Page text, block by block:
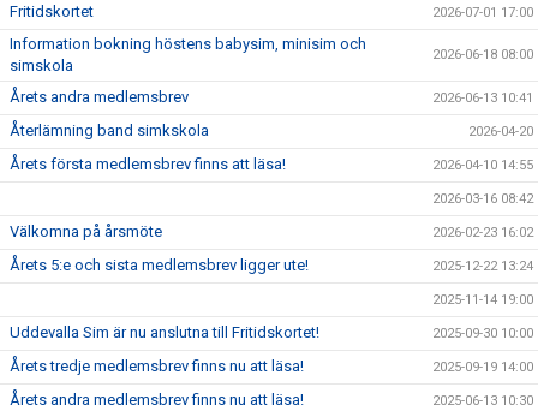
Fritidskortet 2026-07-01 17:00
Information bokning höstens babysim, minisim och
simskola
2026-06-18 08:00
Årets andra medlemsbrev 2026-06-13 10:41
Återlämning band simkskola 2026-04-20
Årets första medlemsbrev finns att läsa! 2026-04-10 14:55
2026-03-16 08:42
Välkomna på årsmöte 2026-02-23 16:02
Årets 5:e och sista medlemsbrev ligger ute! 2025-12-22 13:24
2025-11-14 19:00
Uddevalla Sim är nu anslutna till Fritidskortet! 2025-09-30 10:00
Årets tredje medlemsbrev finns nu att läsa! 2025-09-19 14:00
Årets andra medlemsbrev finns nu att läsa! 2025-06-13 10:30